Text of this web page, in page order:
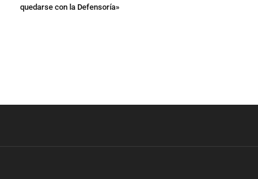
quedarse con la Defensoría»